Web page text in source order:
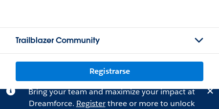
Trailblazer Community
Registrarse
Bring your team and maximize your impact at
Dreamforce. Registerthree or more to unlock